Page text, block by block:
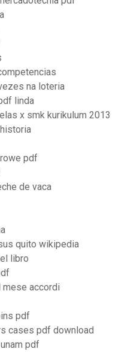
na loteria
linda
x smk kurikulum 2013
pdf
de vaca
quito wikipedia
libro
accordi
pdf
cases pdf download
pdf